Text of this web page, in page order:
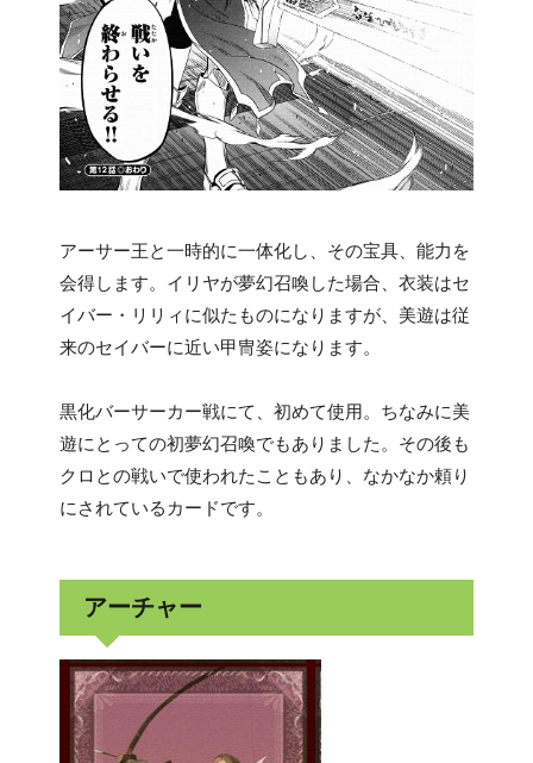
アーサー王と一時的に一体化し、その宝具、能力を
会得します。イリヤが夢幻召喚した場合、衣装はセ
イバー・リリィに似たものになりますが、美遊は従
来のセイバーに近い甲冑姿になります。
黒化バーサーカー戦にて、初めて使用。ちなみに美
遊にとっての初夢幻召喚でもありました。その後も
クロとの戦いで使われたこともあり、なかなか頼り
にされているカードです。
アーチャー